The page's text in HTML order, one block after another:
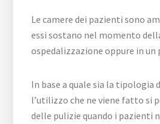
Le camere dei pazienti sono
essi sostano nel momento
ospedalizzazione oppure in un
In base a quale sia la tipologia
l’utilizzo che ne viene fatto si
delle pulizie quando i pazienti